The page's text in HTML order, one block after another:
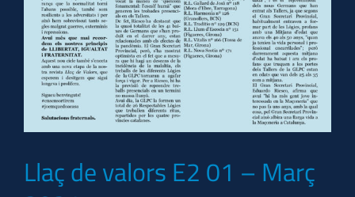
Llaç de valors E2 01 – Març